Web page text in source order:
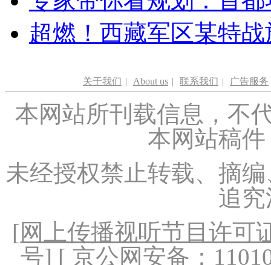
超燃！西藏军区某特
关于我们 | About us | 联系我们 | 广告服务
本网站所刊载信息，不
本网站稿
未经授权禁止转载、摘
追
[网上传播视听节目许可
号] [ 京公网安备：